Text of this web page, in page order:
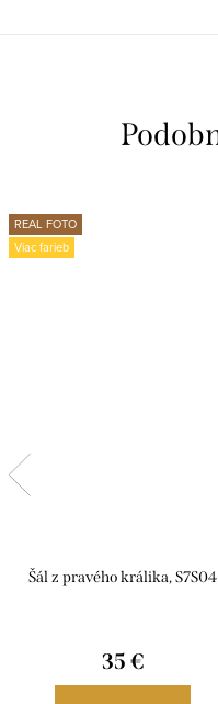
REAL FOTO
Viac farieb
Šál z pravého králika, S7S04
35 €